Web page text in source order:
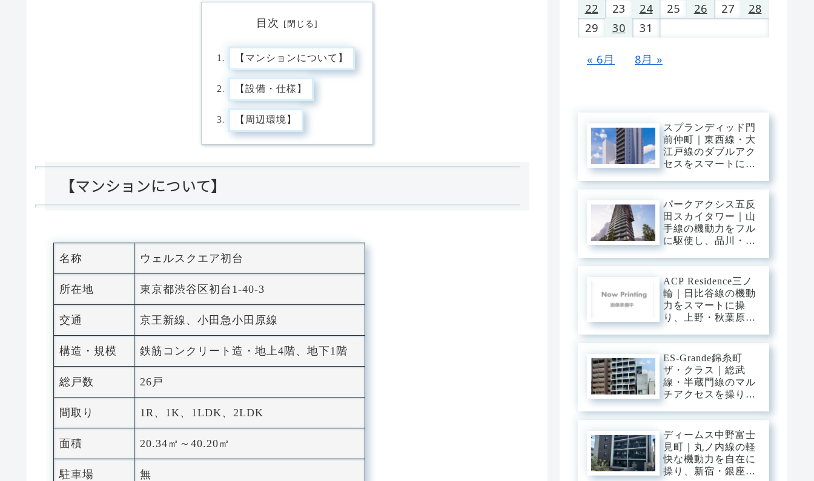
目次
【マンションについて】
【設備・仕様】
【周辺環境】
【マンションについて】
名称 ウェルスクエア初台
所在地 東京都渋谷区初台1-40-3
交通 京王新線、小田急小田原線
構造・規模 鉄筋コンクリート造・地上4階、地下1階
総戸数 26戸
間取り 1R、1K、1LDK、2LDK
面積 20.34㎡～40.20㎡
駐車場 無
22
23 24 25 26 27
28
29
30 31
« 6月 8月 »
スプランディッド門
前仲町｜東西線・大
江戸線のダブルアク
セスをスマートに操
橋・六本木へ一直
線。下町の粋と隅田
川の静穏に還る、洗
練のアーバン・ベー
ス。
パークアクシス五反
田スカイタワー｜山
手線の機動力をフル
に駆使し、品川・渋
黒川のほとりに輝
く、タワーの解放感
と静穏を纏うプレミ
アム・ベース。
ACP Residence三ノ
輪｜日比谷線の機動
力をスマートに操
り、上野・秋葉原・
三ノ輪の「味わい深
い情緒」を普段使い
にし、静穏な私域に
寛ぐアーバン・ベー
ス。
ES-Grande錦糸町
ザ・クラス｜総武
線・半蔵門線のマル
チアクセスを操り、
へ一直線。錦糸町の
「先進インフラ」を
普段使いにし、静穏
な私域に寛ぐアーバ
ン・ベース。
ディームス中野富士
見町｜丸ノ内線の軽
快な機動力を自在に
操り、新宿・銀座・